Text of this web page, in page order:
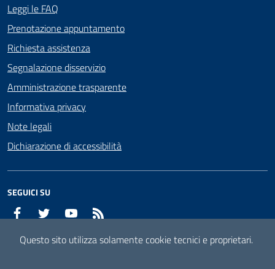
Leggi le FAQ
Prenotazione appuntamento
Richiesta assistenza
Segnalazione disservizio
Amministrazione trasparente
Informativa privacy
Note legali
Dichiarazione di accessibilità
SEGUICI SU
Facebook Twitter YouTube
Questo sito utilizza solamente cookie tecnici e proprietari.